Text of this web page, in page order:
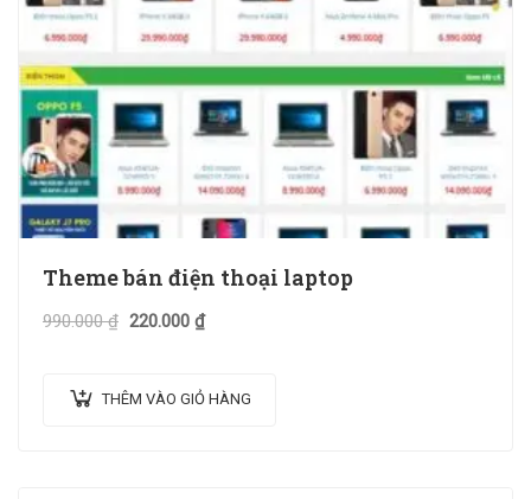
Theme bán điện thoại laptop
990.000₫ 220.000 ₫
THÊM VÀO GIỎ HÀNG